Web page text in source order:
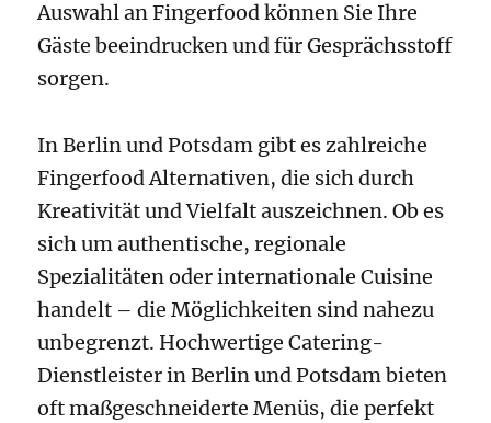
Auswahl an Fingerfood können Sie Ihre
Gäste beeindrucken und für Gesprächsstoff
sorgen.
In Berlin und Potsdam gibt es zahlreiche
Fingerfood Alternativen, die sich durch
Kreativität und Vielfalt auszeichnen. Ob es
sich um authentische, regionale
Spezialitäten oder internationale Cuisine
handelt – die Möglichkeiten sind nahezu
unbegrenzt. Hochwertige Catering-
Dienstleister in Berlin und Potsdam bieten
oft maßgeschneiderte Menüs, die perfekt